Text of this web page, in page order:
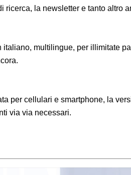
ricerca, la newsletter e tanto altro
multilingue, per illimitate
per cellulari e smartphone, la
via via necessari.